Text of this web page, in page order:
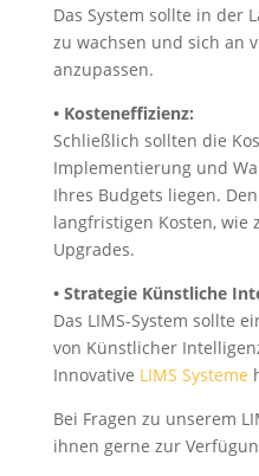
Das System sollte in der
zu wachsen und sich an
anzupassen.
• Kosteneffizienz:
Schließlich sollten die
Implementierung und
Ihres Budgets liegen.
langfristigen Kosten, wie
Upgrades.
• Strategie Künstliche
Das LIMS-System sollte
von Künstlicher
Innovative LIMS Systeme
Bei Fragen zu unserem
ihnen gerne zur